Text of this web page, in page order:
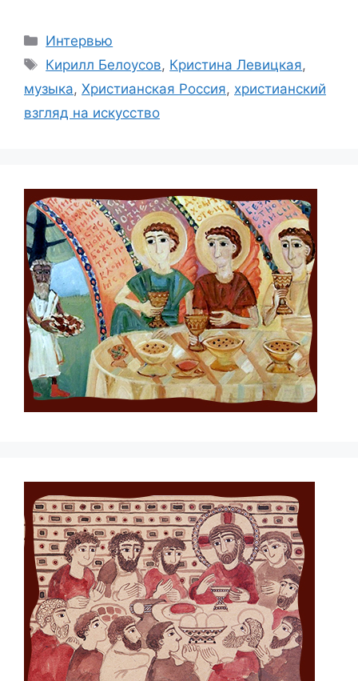
Рубрики
Интервью
Метки
Кирилл Белоусов, Кристина Левицкая,
музыка, Христианская Россия, христианский
взгляд на искусство